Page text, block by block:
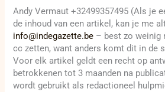
Andy Vermaut +32499357495 (Als je
de inhoud van een artikel, kan je me
info@indegazette.be – best zo weinig
cc zetten, want anders komt dit in de
Voor elk artikel geldt een recht op
betrokkenen tot 3 maanden na
wordt gebruikt als redactioneel